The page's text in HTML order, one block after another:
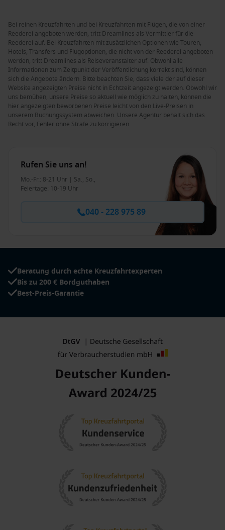
Bei reinen Kreuzfahrten und bei Kreuzfahrten mit Flügen, die von einer
Reederei angeboten werden, tritt Dreamlines als Vermittler für die
Reederei auf. Bei Kreuzfahrten mit zusätzlichen Optionen wie Touren,
Hotels, Transfers und Flugoptionen, die nicht von der Reederei angeboten
werden, tritt Dreamlines als Reiseveranstalter auf. Obwohl alle
Informationen zum Zeitpunkt der Veröffentlichung korrekt sind, können
sich die Angebote ändern. Bitte beachten Sie, dass viele der auf dieser
Website angezeigten Preise nicht in Echtzeit angezeigt werden. Obwohl wir
uns bemühen, unsere Preise so aktuell wie möglich zu halten, können die
hier angezeigten beworbenen Preise leicht von den Live-Preisen in
unserem Buchungssystem abweichen. Unsere Agentur behält sich das
Recht vor, Fehler ohne Strafe zu korrigieren.
Rufen Sie uns an!
Mo.-Fr.: 8-21 Uhr | Sa., So.,
Feiertage: 10-19 Uhr
040 - 228 975 89
Beratung durch echte Kreuzfahrtexperten
Bis zu 200 € Bordguthaben
Best-Preis-Garantie